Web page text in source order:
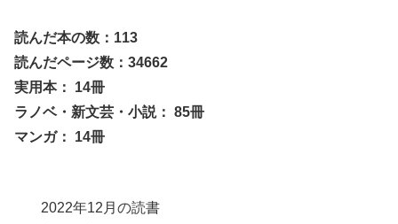
読んだ本の数：113
読んだページ数：34662
実用本： 14冊
ラノベ・新文芸・小説： 85冊
マンガ： 14冊
2022年12月の読書